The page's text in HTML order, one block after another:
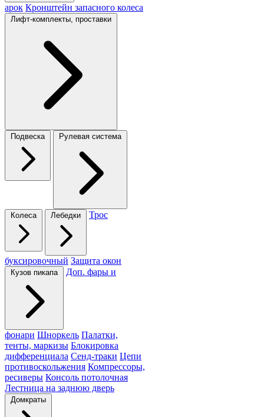
арок Кронштейн запасного колеса
Лифт-комплекты, проставки
Подвеска Рулевая система
Колеса Лебедки Трос
буксировочный Защита окон
Кузов пикапа Доп. фары и
фонари Шноркель Палатки,
тенты, маркизы Блокировка
дифференциала Сенд-траки Цепи
противоскольжения Компрессоры,
ресиверы Консоль потолочная
Лестница на заднюю дверь
Домкраты